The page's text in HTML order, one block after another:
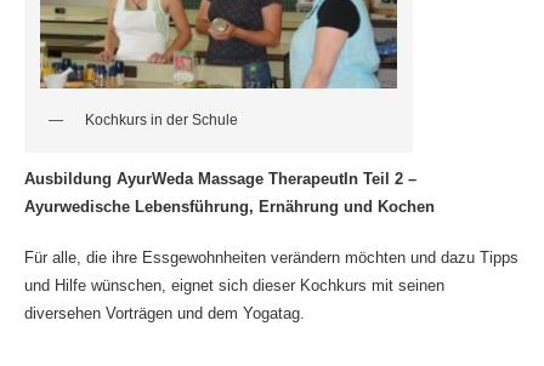
Kochkurs in der Schule
Ausbildung AyurWeda Massage TherapeutIn Teil 2 –
Ayurwedische Lebensführung, Ernährung und Kochen
Für alle, die ihre Essgewohnheiten verändern möchten und dazu Tipps
und Hilfe wünschen, eignet sich dieser Kochkurs mit seinen
diversehen Vorträgen und dem Yogatag.